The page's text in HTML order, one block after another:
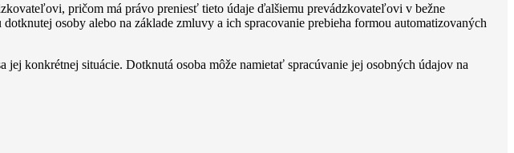
pričom má právo preniesť tieto údaje ďalšiemu prevádzkovateľovi v bežne
osoby alebo na základe zmluvy a ich spracovanie prebieha formou automatizovaných
konkrétnej situácie. Dotknutá osoba môže namietať spracúvanie jej osobných údajov na